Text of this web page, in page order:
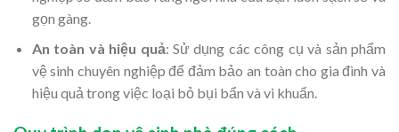
gọn gàng.
An toàn và hiệu quả: Sử dụng các công cụ và sản phẩm
vệ sinh chuyên nghiệp để đảm bảo an toàn cho gia đình và
hiệu quả trong việc loại bỏ bụi bẩn và vi khuẩn.